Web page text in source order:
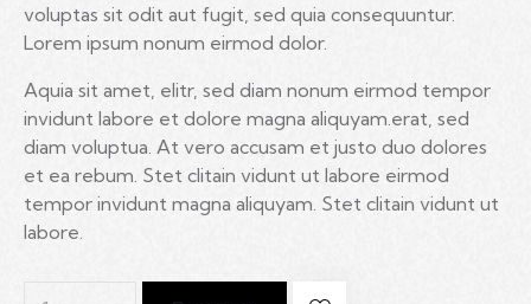
voluptas sit odit aut fugit, sed quia consequuntur.
Lorem ipsum nonum eirmod dolor.
Aquia sit amet, elitr, sed diam nonum eirmod tempor
invidunt labore et dolore magna aliquyam.erat, sed
diam voluptua. At vero accusam et justo duo dolores
et ea rebum. Stet clitain vidunt ut labore eirmod
tempor invidunt magna aliquyam. Stet clitain vidunt ut
labore.